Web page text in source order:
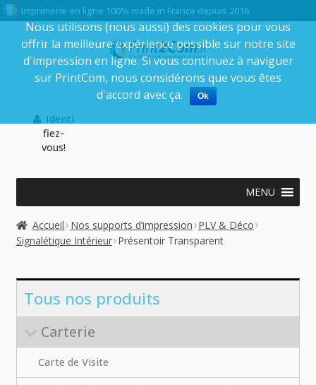
Imprimerie en ligne 100% made in France depuis 2016
Aller
à
la
Aller
au
contenu
Identi
fiez-
vous!
MENU
Accueil Nos supports d’impression PLV & Déco
Signalétique Intérieur Présentoir Transparent
Tous nos produits
Carterie
Carte de Visite
Nous utilisons (nous aussi) des cookies pour vous
offrir la meilleure expérience possible sur notre site
d'impression en ligne. Si vous continuez à naviguer
sur PrintCom, nous considérons que vous êtes
d'accord avec ça.
Ok